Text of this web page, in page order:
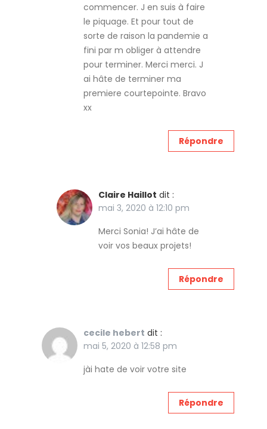
commencer. J en suis à faire
le piquage. Et pour tout de
sorte de raison la pandemie a
fini par m obliger à attendre
pour terminer. Merci merci. J
ai hâte de terminer ma
premiere courtepointe. Bravo
xx
Répondre
Claire Haillot dit :
mai 3, 2020 à 12:10 pm
Merci Sonia! J’ai hâte de
voir vos beaux projets!
Répondre
cecile hebert dit :
mai 5, 2020 à 12:58 pm
jài hate de voir votre site
Répondre